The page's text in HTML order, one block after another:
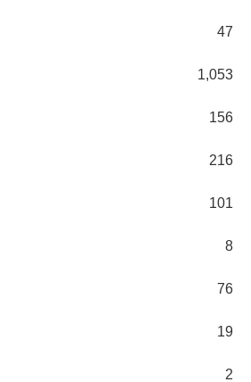
47
1,053
156
216
101
8
76
19
2